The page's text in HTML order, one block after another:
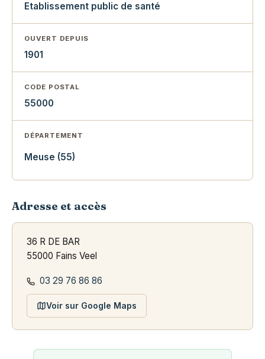
Etablissement public de santé
OUVERT DEPUIS
1901
CODE POSTAL
55000
DÉPARTEMENT
Meuse (55)
Adresse et accès
36 R DE BAR
55000 Fains Veel
03 29 76 86 86
Voir sur Google Maps